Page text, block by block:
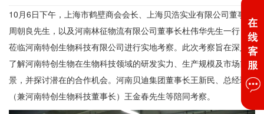
10月6日下午，上海市鹤壁商会会长、上海贝浩实业有限公司董事长
周朝良先生，以及河南林征物流有限公司董事长杜伟华先生一行，
莅临河南特创生物科技有限公司进行实地考察。此次考察旨在深入
了解河南特创生物在生物科技领域的研发实力、生产规模及市场前
景，并探讨潜在的合作机会。河南贝迪集团董事长王新民、总经理
（兼河南特创生物科技董事长）王金春先生等陪同考察。